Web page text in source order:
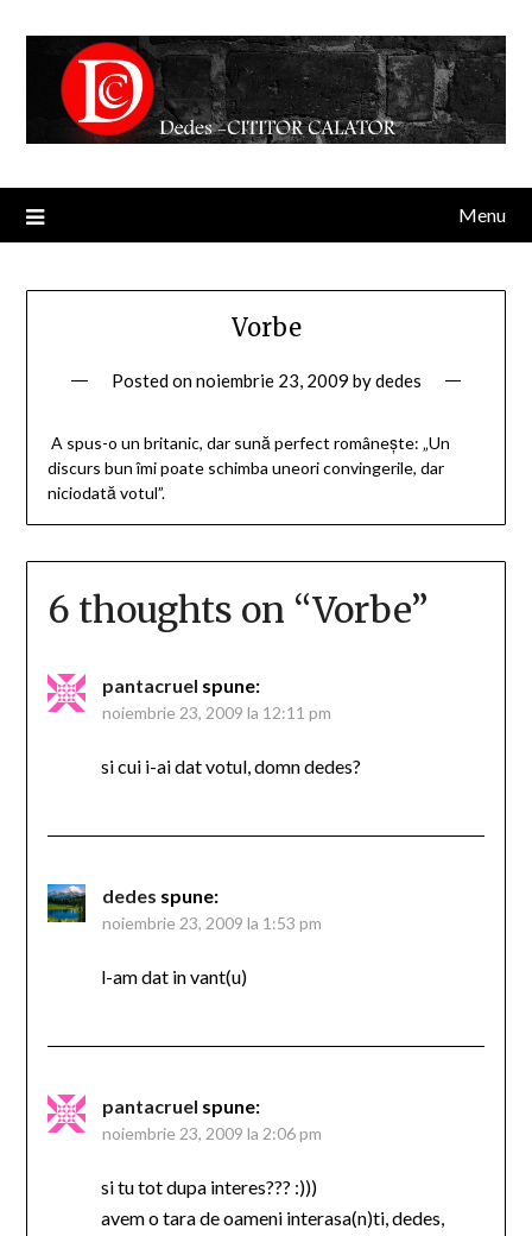
Menu
Vorbe
Posted onnoiembrie 23, 2009 bydedes
A spus-o un britanic, dar sună perfect româneşte: „Un
discurs bun îmi poate schimba uneori convingerile, dar
niciodată votul”.
6 thoughts on “Vorbe”
pantacruel spune:
noiembrie 23, 2009 la 12:11 pm
si cui i-ai dat votul, domn dedes?
dedes spune:
noiembrie 23, 2009 la 1:53 pm
l-am dat in vant(u)
pantacruel spune:
noiembrie 23, 2009 la 2:06 pm
si tu tot dupa interes??? :)))
avem o tara de oameni interasa(n)ti, dedes,